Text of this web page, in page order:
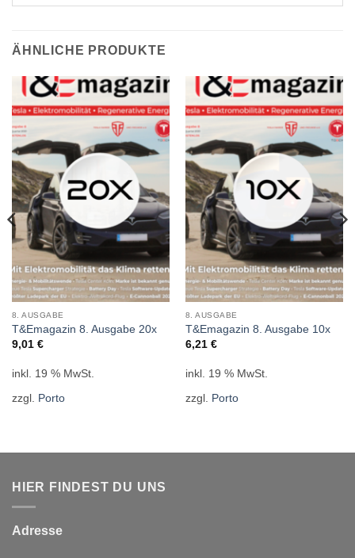
ÄHNLICHE PRODUKTE
8. AUSGABE
T&Emagazin 8. Ausgabe 20x
9,01 €
inkl. 19 % MwSt.
zzgl. Porto
8. AUSGABE
T&Emagazin 8. Ausgabe 10x
6,21 €
inkl. 19 % MwSt.
zzgl. Porto
HIER FINDEST DU UNS
Adresse